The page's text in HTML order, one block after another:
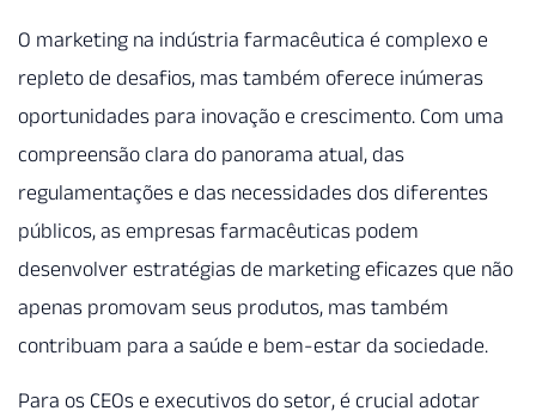
O marketing na indústria farmacêutica é complexo e
repleto de desafios, mas também oferece inúmeras
oportunidades para inovação e crescimento. Com uma
compreensão clara do panorama atual, das
regulamentações e das necessidades dos diferentes
públicos, as empresas farmacêuticas podem
desenvolver estratégias de marketing eficazes que não
apenas promovam seus produtos, mas também
contribuam para a saúde e bem-estar da sociedade.
Para os CEOs e executivos do setor, é crucial adotar